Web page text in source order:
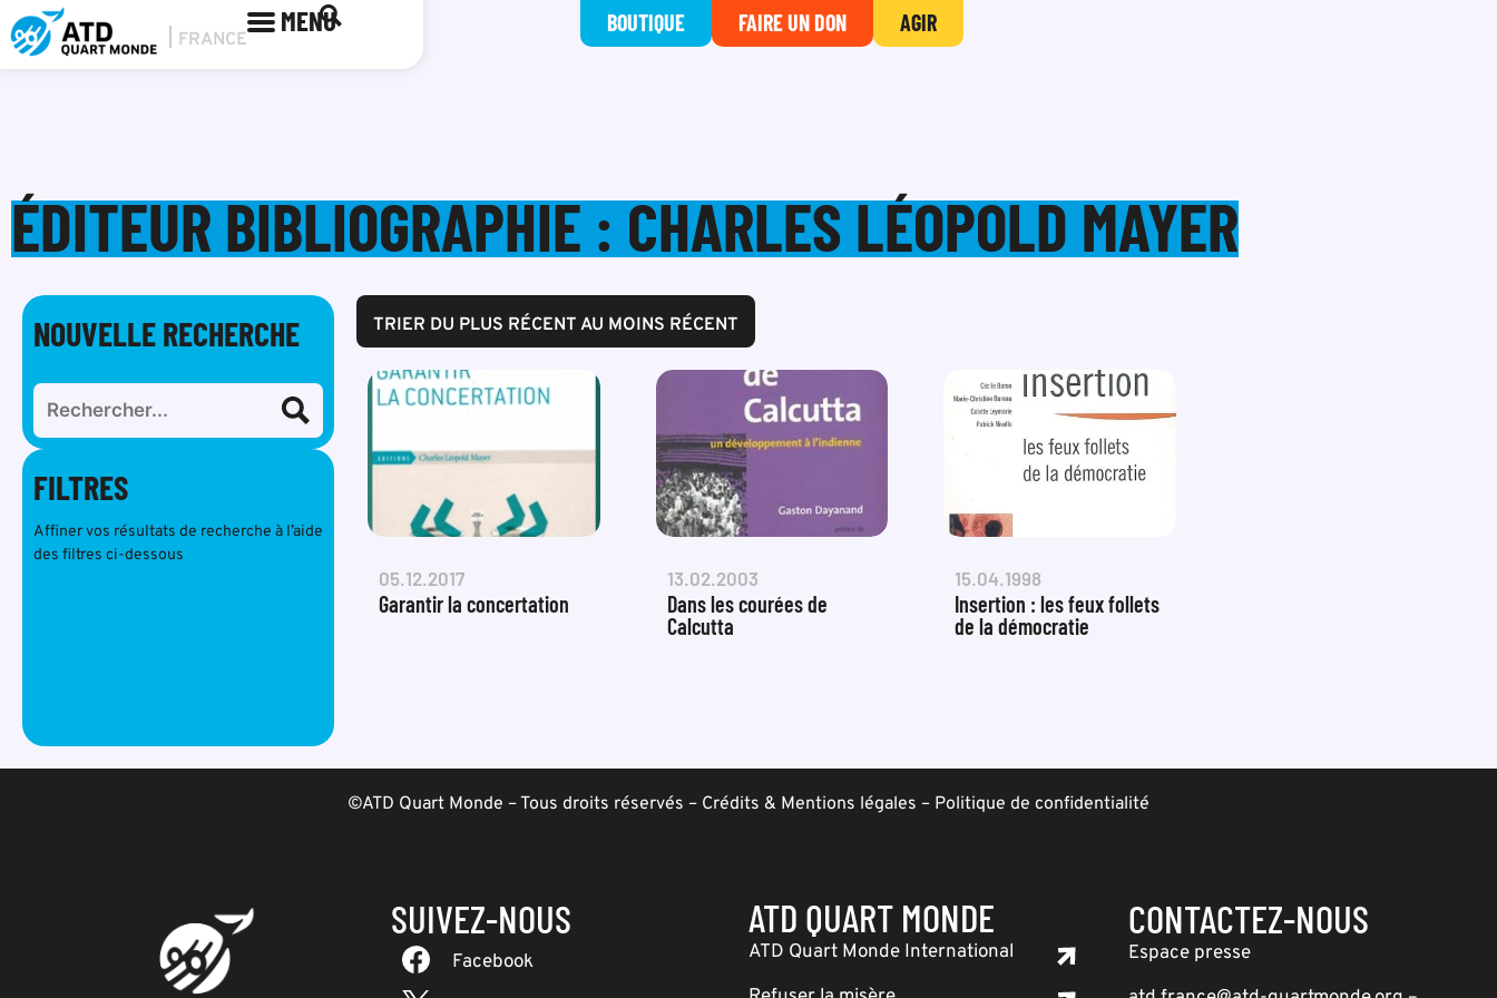
MENU BOUTIQUE FAIRE UN DON AGIR
ÉDITEUR BIBLIOGRAPHIE : CHARLES LÉOPOLD MAYER
NOUVELLE RECHERCHE
FILTRES
Affiner vos résultats de recherche à l’aide
des filtres ci-dessous
TRIER DU PLUS RÉCENT AU MOINS RÉCENT
05.12.2017
Garantir la concertation
13.02.2003
Dans les courées de
Calcutta
15.04.1998
Insertion : les feux follets
de la démocratie
©ATD Quart Monde – Tous droits réservés – Crédits & Mentions légales – Politique de confidentialité
SUIVEZ-NOUS
Facebook
ATD QUART MONDE
ATD Quart Monde International
CONTACTEZ-NOUS
Espace presse